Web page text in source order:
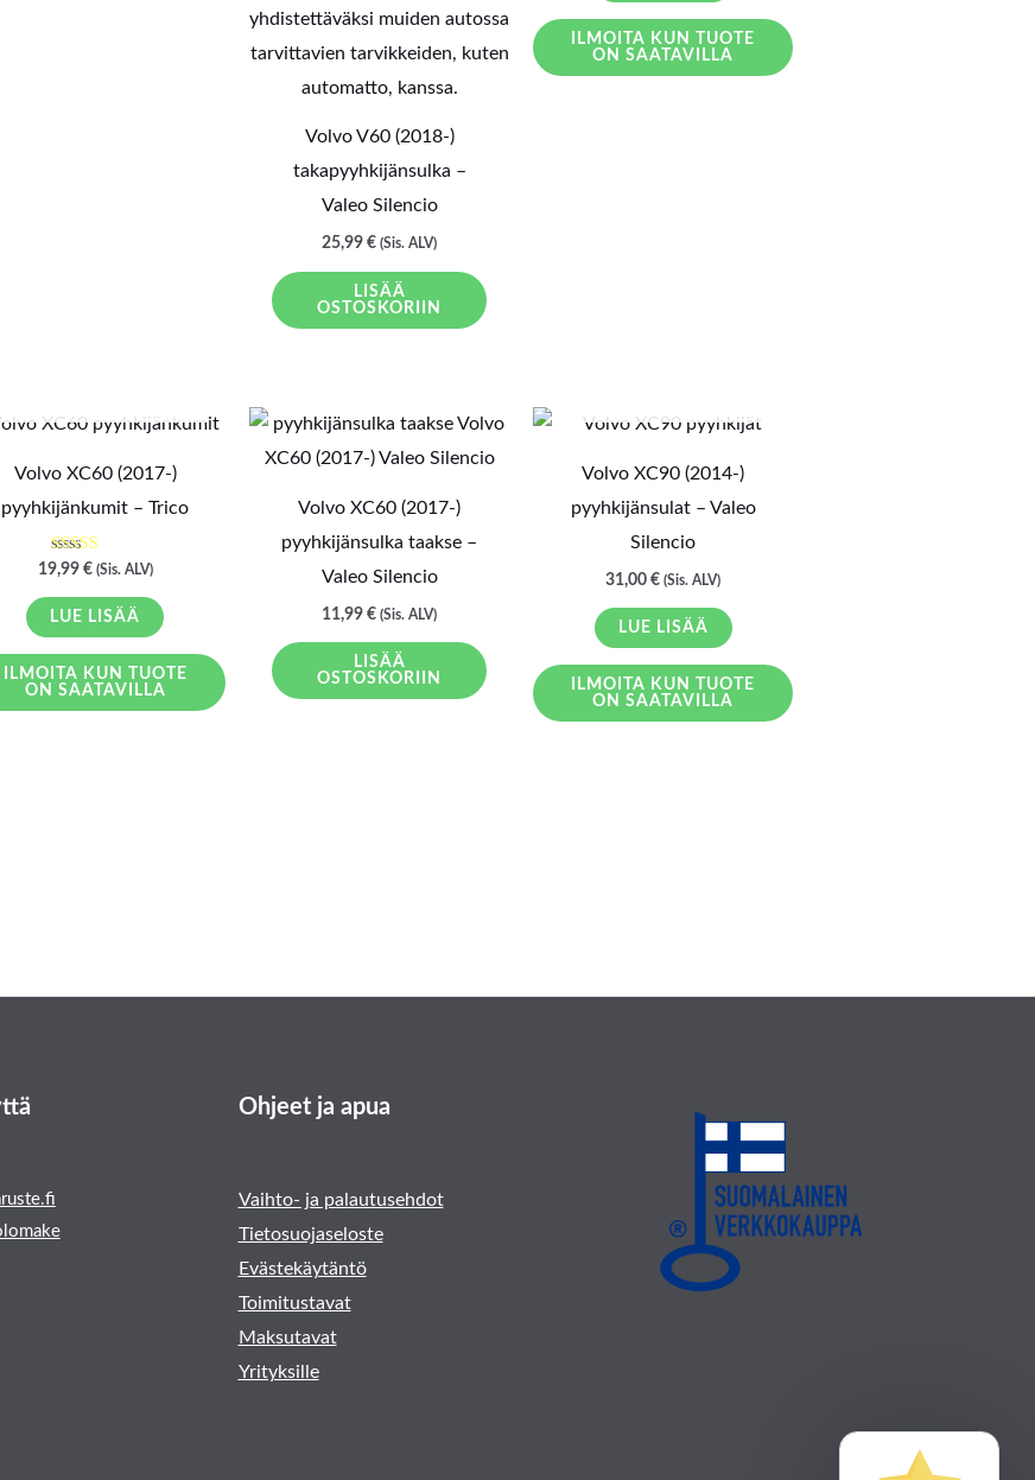
Volvo V60 (2018-)
takapyyhkijänsulka –
Valeo Silencio
25,99€ (Sis. ALV)
LISÄÄ
OSTOSKORIIN
ILMOITA KUN TUOTE
ON SAATAVILLA
Volvo XC60 (2017-)
pyyhkijänkumit – Trico
Arvostelu
tuotteesta:
5.00
/ 5
19,99 € (Sis. ALV)
LUE LISÄÄ
ILMOITA KUN TUOTE
ON SAATAVILLA
Volvo XC60 (2017-)
pyyhkijänsulka taakse –
Valeo Silencio
11,99€ (Sis. ALV)
LISÄÄ
OSTOSKORIIN
Volvo XC90 (2014-)
pyyhkijänsulat – Valeo
Silencio
31,00€ (Sis. ALV)
LUE LISÄÄ
ILMOITA KUN TUOTE
ON SAATAVILLA
Ohjeet ja apua
Vaihto- ja palautusehdot
Tietosuojaseloste
Evästekäytäntö
Toimitustavat
Maksutavat
Yrityksille